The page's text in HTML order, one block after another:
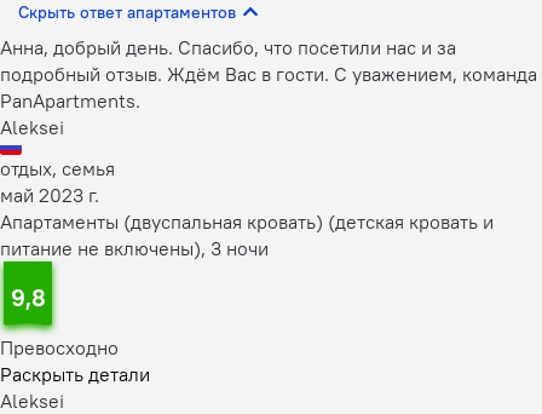
Скрыть ответ апартаментов
Анна, добрый день. Спасибо, что посетили нас и за
подробный отзыв. Ждём Вас в гости. С уважением, команда
PanApartments.
Aleksei
отдых, семья
май 2023 г.
Апартаменты (двуспальная кровать) (детская кровать и
питание не включены), 3 ночи
9,8
Превосходно
Раскрыть детали
Aleksei